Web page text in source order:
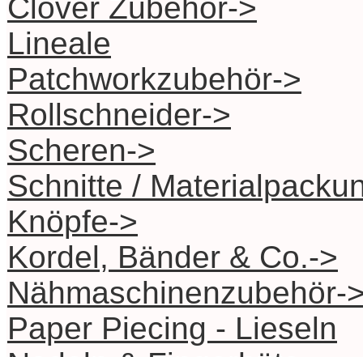
Clover Zubehör->
Lineale
Patchworkzubehör->
Rollschneider->
Scheren->
Schnitte /
Knöpfe->
Kordel, Bänder & Co.->
Nähmaschinenzubehör-
Paper Piecing - Lieseln